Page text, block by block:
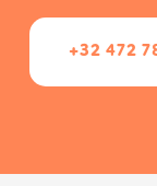
+32 472